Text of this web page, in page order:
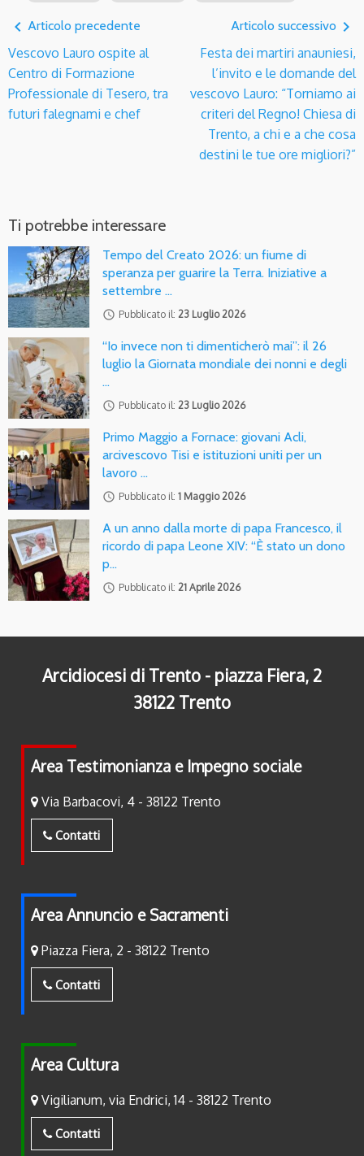
navigate_before Articolo precedente
Vescovo Lauro ospite al
Centro di Formazione
Professionale di Tesero, tra
futuri falegnami e chef
Articolo successivo navigate_next
Festa dei martiri anauniesi,
l’invito e le domande del
vescovo Lauro: “Torniamo ai
criteri del Regno! Chiesa di
Trento, a chi e a che cosa
destini le tue ore migliori?”
Ti potrebbe interessare
Tempo del Creato 2026: un fiume di
speranza per guarire la Terra. Iniziative a
settembre …
access_time Pubblicato il: 23 Luglio 2026
“Io invece non ti dimenticherò mai”: il 26
luglio la Giornata mondiale dei nonni e degli
…
access_time Pubblicato il: 23 Luglio 2026
Primo Maggio a Fornace: giovani Acli,
arcivescovo Tisi e istituzioni uniti per un
lavoro …
access_time Pubblicato il: 1 Maggio 2026
A un anno dalla morte di papa Francesco, il
ricordo di papa Leone XIV: “È stato un dono
p…
access_time Pubblicato il: 21 Aprile 2026
Arcidiocesi di Trento - piazza Fiera, 2
38122 Trento
Area Testimonianza e Impegno sociale
Via Barbacovi, 4 - 38122 Trento
Contatti
Area Annuncio e Sacramenti
Piazza Fiera, 2 - 38122 Trento
Contatti
Area Cultura
Vigilianum, via Endrici, 14 - 38122 Trento
Contatti